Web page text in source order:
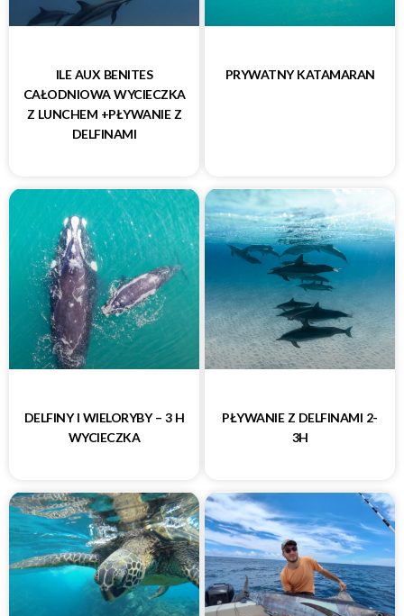
ILE AUX BENITES
CAŁODNIOWA WYCIECZKA
Z LUNCHEM +PŁYWANIE Z
DELFINAMI
PRYWATNY KATAMARAN
DELFINY I WIELORYBY – 3 H
WYCIECZKA
PŁYWANIE Z DELFINAMI 2-
3H